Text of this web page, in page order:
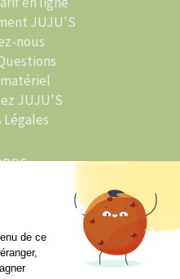
JUJU'S
nous
JUJU'S
JUJU'S
: Le Blog